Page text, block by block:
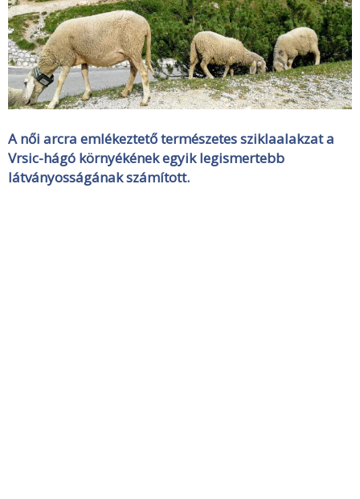
A női arcra emlékeztető természetes sziklaalakzat a
Vrsic-hágó környékének egyik legismertebb
látványosságának számított.